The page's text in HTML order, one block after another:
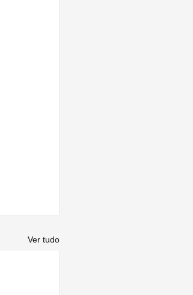
Ver tudo